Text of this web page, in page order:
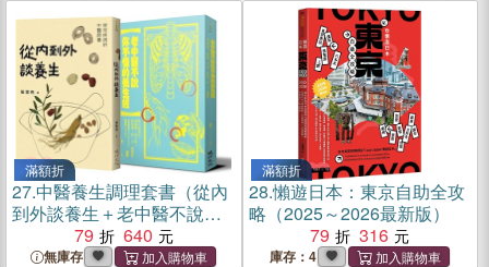
滿額折
27.中醫養生調理套書（從內
到外談養生＋老中醫不說你
不懂的養生經）
79 640
無庫存
滿額折
28.懶遊日本：東京自助全攻
略（2025～2026最新版）
79
316
庫存：4